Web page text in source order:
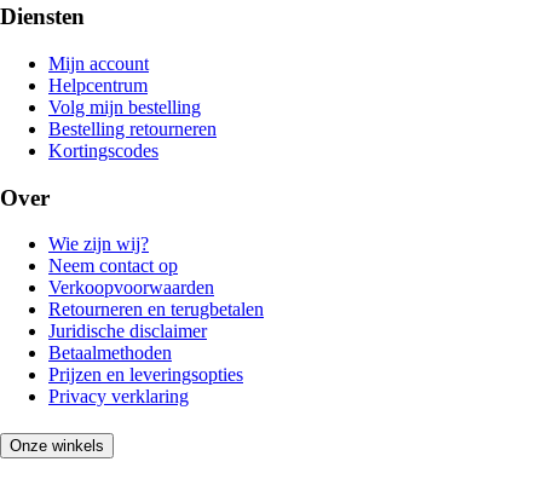
Diensten
Mijn account
Helpcentrum
Volg mijn bestelling
Bestelling retourneren
Kortingscodes
Over
Wie zijn wij?
Neem contact op
Verkoopvoorwaarden
Retourneren en terugbetalen
Juridische disclaimer
Betaalmethoden
Prijzen en leveringsopties
Privacy verklaring
Onze winkels